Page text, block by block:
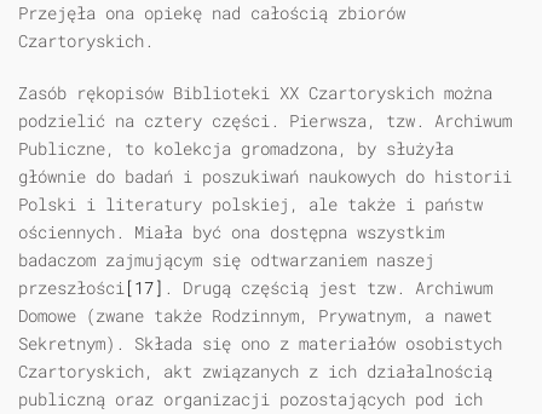
Przejęła ona opiekę nad całością zbiorów
Czartoryskich.
Zasób rękopisów Biblioteki XX Czartoryskich można
podzielić na cztery części. Pierwsza, tzw. Archiwum
Publiczne, to kolekcja gromadzona, by służyła
głównie do badań i poszukiwań naukowych do historii
Polski i literatury polskiej, ale także i państw
ościennych. Miała być ona dostępna wszystkim
badaczom zajmującym się odtwarzaniem naszej
przeszłości[17] . Drugą częścią jest tzw. Archiwum
Domowe (zwane także Rodzinnym, Prywatnym, a nawet
Sekretnym). Składa się ono z materiałów osobistych
Czartoryskich, akt związanych z ich działalnością
publiczną oraz organizacji pozostających pod ich